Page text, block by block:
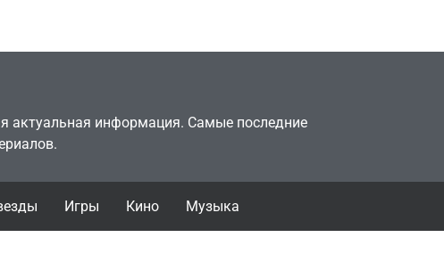
актуальная информация. Самые последние
Игры Кино Музыка